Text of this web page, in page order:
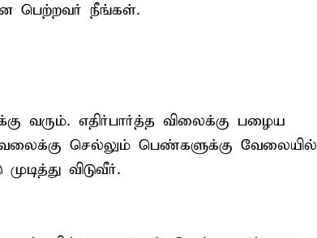
பெற்றவர் நீங்கள்.
வரும். எதிர்பார்த்த விலைக்கு பழைய
செல்லும் பெண்களுக்கு வேலையில்
விடுவீர்.